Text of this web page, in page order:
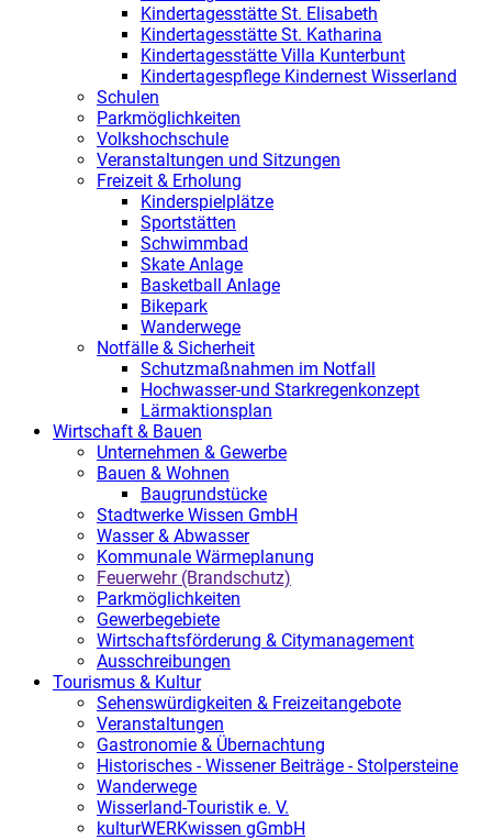
Kindertagesstätte St. Elisabeth
Kindertagesstätte St. Katharina
Kindertagesstätte Villa Kunterbunt
Kindertagespflege Kindernest Wisserland
Schulen
Parkmöglichkeiten
Volkshochschule
Veranstaltungen und Sitzungen
Freizeit & Erholung
Kinderspielplätze
Sportstätten
Schwimmbad
Skate Anlage
Basketball Anlage
Bikepark
Wanderwege
Notfälle & Sicherheit
Schutzmaßnahmen im Notfall
Hochwasser-und Starkregenkonzept
Lärmaktionsplan
Wirtschaft & Bauen
Unternehmen & Gewerbe
Bauen & Wohnen
Baugrundstücke
Stadtwerke Wissen GmbH
Wasser & Abwasser
Kommunale Wärmeplanung
Feuerwehr (Brandschutz)
Parkmöglichkeiten
Gewerbegebiete
Wirtschaftsförderung & Citymanagement
Ausschreibungen
Tourismus & Kultur
Sehenswürdigkeiten & Freizeitangebote
Veranstaltungen
Gastronomie & Übernachtung
Historisches - Wissener Beiträge - Stolpersteine
Wanderwege
Wisserland-Touristik e. V.
kulturWERKwissen gGmbH